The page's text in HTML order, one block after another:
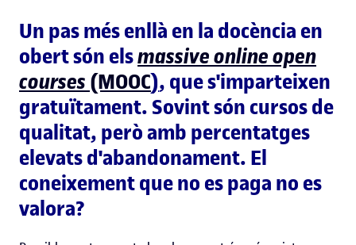
Un pas més enllà en la docència en
obert són elsmassive online open
courses (MOOC), que s'imparteixen
gratuïtament. Sovint són cursos de
qualitat, però amb percentatges
elevats d'abandonament. El
coneixement que no es paga no es
valora?